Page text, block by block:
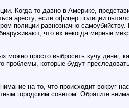
Когда-то давно в Америке,
аресту, если офицер полиции
полиции равнозначно
что их некогда мирные
можно просто выбросить кучу денег,
проблемы, которые будут
на то, что происходит вокруг
городским советом. Обратите